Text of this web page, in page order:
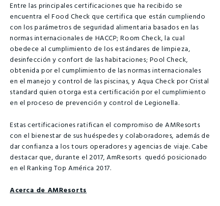
Entre las principales certificaciones que ha recibido se
encuentra el Food Check que certifica que están cumpliendo
con los parámetros de seguridad alimentaria basados en las
normas internacionales de HACCP; Room Check, la cual
obedece al cumplimiento de los estándares de limpieza,
desinfección y confort de las habitaciones; Pool Check,
obtenida por el cumplimiento de las normas internacionales
en el manejo y control de las piscinas, y Aqua Check por Cristal
standard quien otorga esta certificación por el cumplimiento
en el proceso de prevención y control de Legionella.
Estas certificaciones ratifican el compromiso de AMResorts
con el bienestar de sus huéspedes y colaboradores, además de
dar confianza a los tours operadores y agencias de viaje. Cabe
destacar que, durante el 2017, AmResorts quedó posicionado
en el Ranking Top América 2017.
Acerca de AMResorts